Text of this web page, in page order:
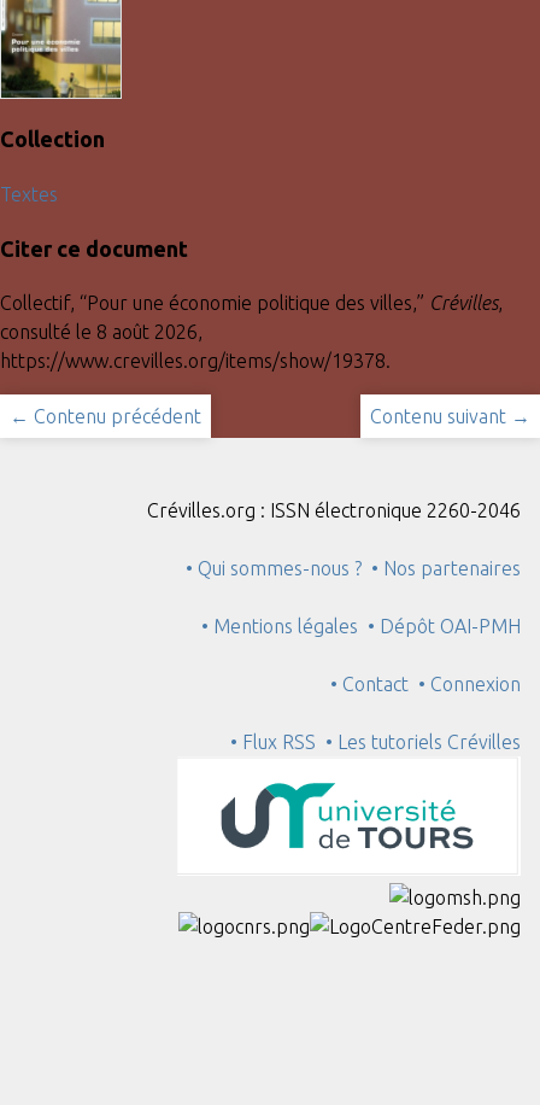
Collection
Textes
Citer ce document
Collectif, “Pour une économie politique des villes,” Crévilles,
consulté le 8 août 2026,
https://www.crevilles.org/items/show/19378.
← Contenu précédent Contenu suivant →
Crévilles.org : ISSN électronique 2260-2046
• Qui sommes-nous ? • Nos partenaires
• Mentions légales • Dépôt OAI-PMH
• Contact • Connexion
• Flux RSS • Les tutoriels Crévilles